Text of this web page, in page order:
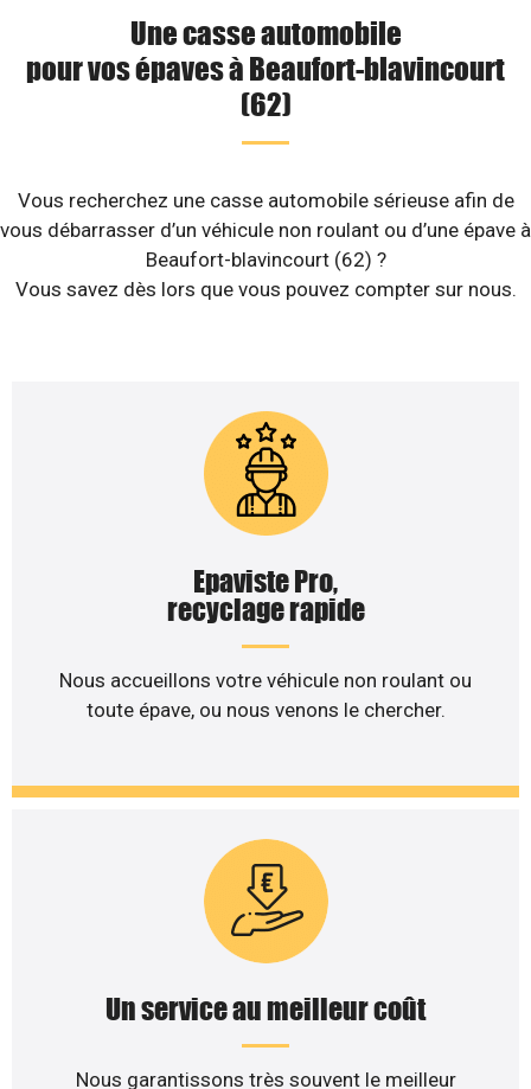
Une casse automobile
pour vos épaves à Beaufort-blavincourt
(62)
Vous recherchez une casse automobile sérieuse afin de
vous débarrasser d’un véhicule non roulant ou d’une épave à
Beaufort-blavincourt (62) ?
Vous savez dès lors que vous pouvez compter sur nous.
Epaviste Pro,
recyclage rapide
Nous accueillons votre véhicule non roulant ou
toute épave, ou nous venons le chercher.
Un service au meilleur coût
Nous garantissons très souvent le meilleur